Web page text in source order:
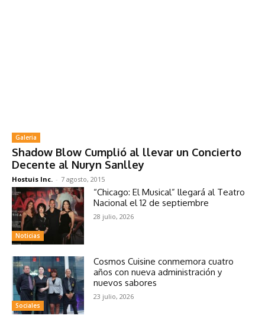
Galeria
Shadow Blow Cumplió al llevar un Concierto
Decente al Nuryn Sanlley
Hostuis Inc. - 7 agosto, 2015
Noticias
“Chicago: El Musical” llegará al Teatro
Nacional el 12 de septiembre
28 julio, 2026
Sociales
Cosmos Cuisine conmemora cuatro
años con nueva administración y
nuevos sabores
23 julio, 2026